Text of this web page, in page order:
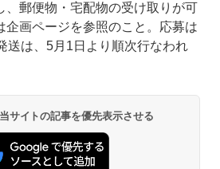
、郵便物・宅配物の受け取りが可
企画ページを参照のこと。応募は
送は、5月1日より順次行なわれ
サイトの記事を優先表示させる